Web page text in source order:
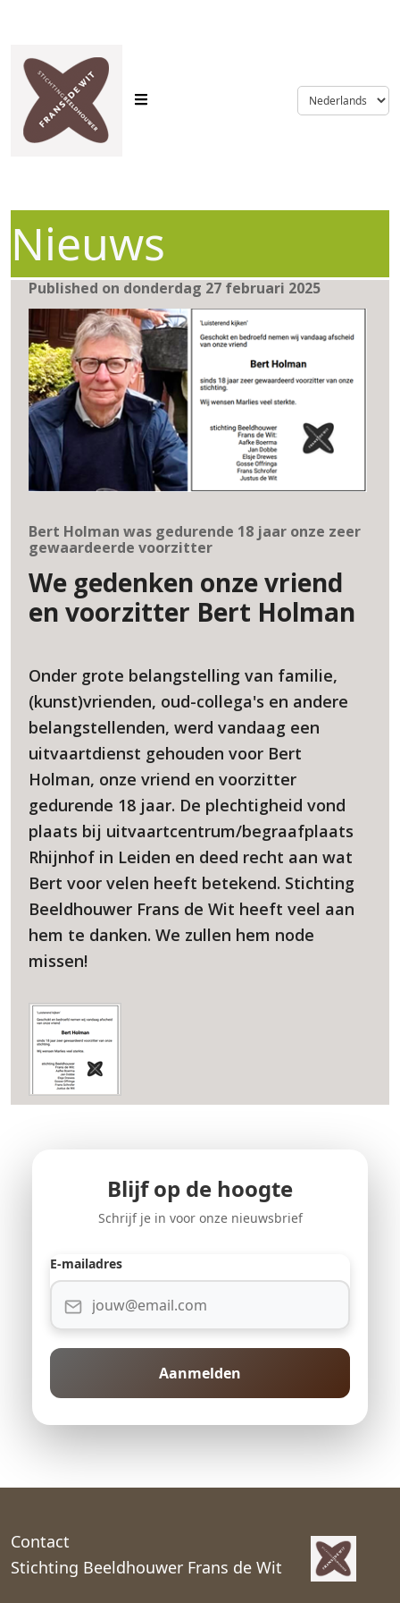
language
Nieuws
Published on donderdag 27 februari 2025
Bert Holman was gedurende 18 jaar onze zeer
gewaardeerde voorzitter
We gedenken onze vriend
en voorzitter Bert Holman
Onder grote belangstelling van familie,
(kunst)vrienden, oud-collega's en andere
belangstellenden, werd vandaag een
uitvaartdienst gehouden voor Bert
Holman, onze vriend en voorzitter
gedurende 18 jaar. De plechtigheid vond
plaats bij uitvaartcentrum/begraafplaats
Rhijnhof in Leiden en deed recht aan wat
Bert voor velen heeft betekend. Stichting
Beeldhouwer Frans de Wit heeft veel aan
hem te danken. We zullen hem node
missen!
Blijf op de hoogte
Schrijf je in voor onze nieuwsbrief
E-mailadres
Aanmelden
Contact
Stichting Beeldhouwer Frans de Wit